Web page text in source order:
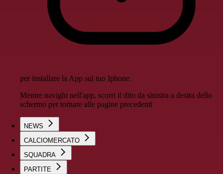
per installare la App sul tuo Iphone.
Mentre navighi nell'app, scorri il dito da sinistra a destra dello
schermo per tornare alle pagine precedenti
NEWS
CALCIOMERCATO
SQUADRA
PARTITE